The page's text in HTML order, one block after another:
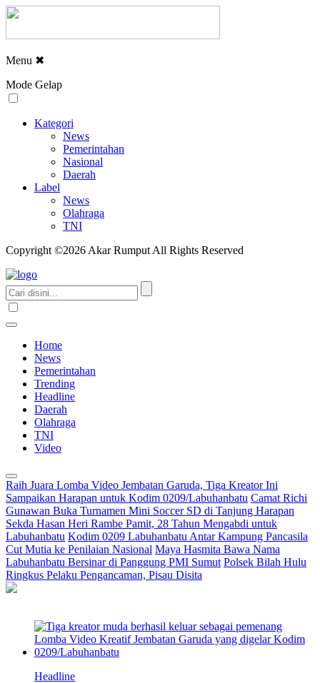
Menu ✖
Mode Gelap
Kategori
News
Pemerintahan
Nasional
Daerah
Label
News
Olahraga
TNI
Copyright ©2026 Akar Rumput All Rights Reserved
Home
News
Pemerintahan
Trending
Headline
Daerah
Olahraga
TNI
Video
Raih Juara Lomba Video Jembatan Garuda, Tiga Kreator Ini
Sampaikan Harapan untuk Kodim 0209/Labuhanbatu Camat Richi
Gunawan Buka Turnamen Mini Soccer SD di Tanjung Harapan
Sekda Hasan Heri Rambe Pamit, 28 Tahun Mengabdi untuk
Labuhanbatu Kodim 0209 Labuhanbatu Antar Kampung Pancasila
Cut Mutia ke Penilaian Nasional Maya Hasmita Bawa Nama
Labuhanbatu Bersinar di Panggung PMI Sumut Polsek Bilah Hulu
Ringkus Pelaku Pengancaman, Pisau Disita
Headline